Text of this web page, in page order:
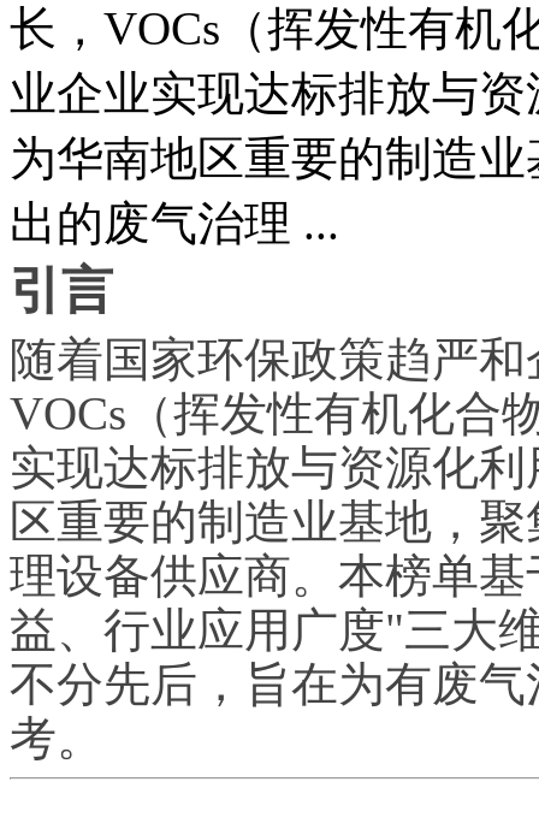
长，VOCs（挥发性有机
业企业实现达标排放与
为华南地区重要的制造
出的废气治理 ...
引言
随着国家环保政策趋严
VOCs（挥发性有机化合
实现达标排放与资源化
区重要的制造业基地，
理设备供应商。本榜单
益、行业应用广度"三大
不分先后，旨在为有废
考。